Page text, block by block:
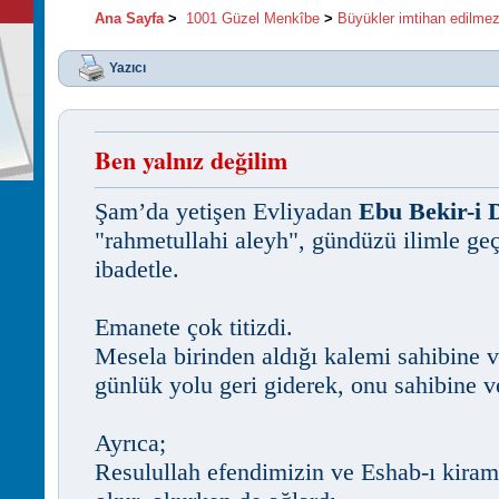
Ana Sayfa> 1001 Güzel Menkîbe > Büyükler imtihan edilmez
Yazıcı
Ben yalnız değilim
Şam’da yetişen Evliyadan Ebu Bekir-i
"rahmetullahi aleyh", gündüzü ilimle
ibadetle.
Emanete çok titizdi.
Mesela birinden aldığı kalemi sahibine
günlük yolu geri giderek, onu sahibine
Ayrıca;
Resulullah efendimizin ve Eshab-ı